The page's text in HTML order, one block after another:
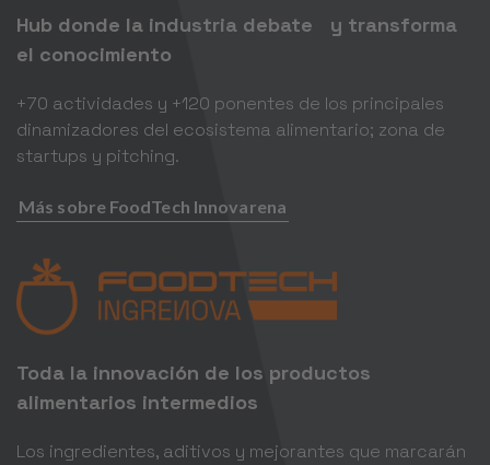
Powered byUsercentrics Consent
Management Platform
Hub donde la industria debate y transforma
el conocimiento
+70 actividades y +120 ponentes de los principales
dinamizadores del ecosistema alimentario; zona de
startups y pitching.
Más sobre FoodTech Innovarena
Toda la innovación de los productos
alimentarios intermedios
Los ingredientes, aditivos y mejorantes que marcarán